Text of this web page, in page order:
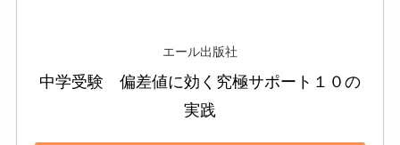
エール出版社
中学受験　偏差値に効く究極サポート１０の
実践